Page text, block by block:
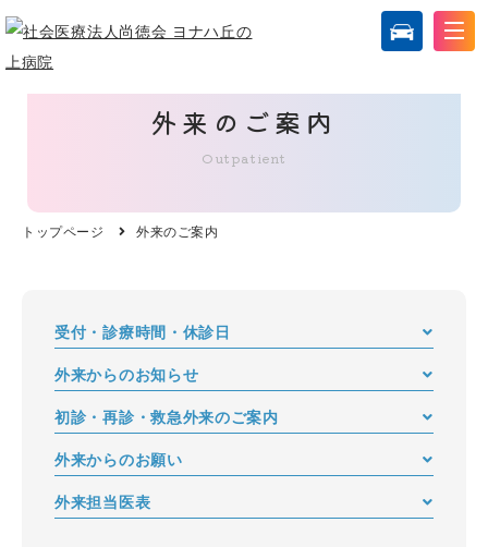
外来のご案内
Outpatient
トップページ 外来のご案内
受付・診療時間・休診日
外来からのお知らせ
初診・再診・救急外来のご案内
外来からのお願い
外来担当医表